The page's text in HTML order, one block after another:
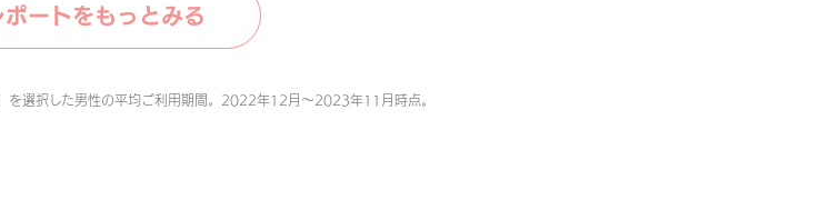
ポートをもっとみる
を選択した男性の平均ご利用期間。2022年12月〜2023年11月時点。